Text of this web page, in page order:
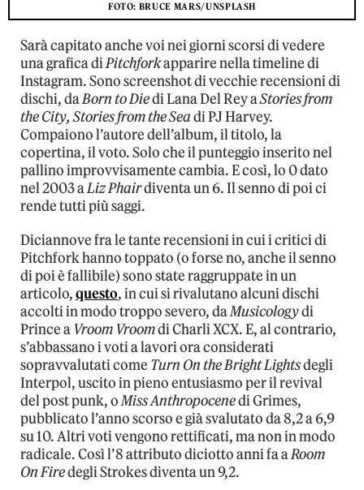
FOTO: BRUCE MARS/UNSPLASH
Sarà capitato anche voi nei giorni scorsi di vedere
una grafica diPitchforkapparire nella timeline di
Instagram. Sono screenshot di vecchie recensioni di
dischi, daBorn to Diedi Lana Del Rey aStories from
the City, Stories from the Seadi PJ Harvey.
Compaiono l’autore dell’album, il titolo, la
copertina, il voto. Solo che il punteggio inserito nel
pallino improvvisamente cambia. E così, lo 0 dato
nel 2003 aLiz Phairdiventa un 6. Il senno di poi ci
rende tutti più saggi.
Diciannove fra le tante recensioni in cui i critici di
Pitchfork hanno toppato (o forse no, anche il senno
di poi è fallibile) sono state raggruppate in un
articolo,questo, in cui si rivalutano alcuni dischi
accolti in modo troppo severo, daMusicologydi
Prince a Vroom Vroomdi Charli XCX. E, al contrario,
s’abbassano i voti a lavori ora considerati
sopravvalutati come Turn On the Bright Lightsdegli
Interpol, uscito in pieno entusiasmo per il revival
del post punk, oMiss Anthropocenedi Grimes,
pubblicato l’anno scorso e già svalutato da 8,2 a 6,9
su 10. Altri voti vengono rettificati, ma non in modo
radicale. Così l’8 attributo diciotto anni fa aRoom
On Firedegli Strokes diventa un 9,2.